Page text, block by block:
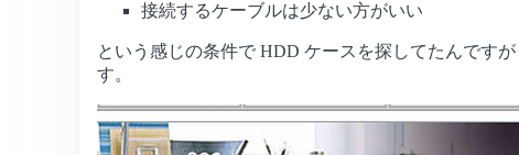
接続するケーブルは少ない方がいい
という感じの条件で HDD ケースを探してたんですが
す。